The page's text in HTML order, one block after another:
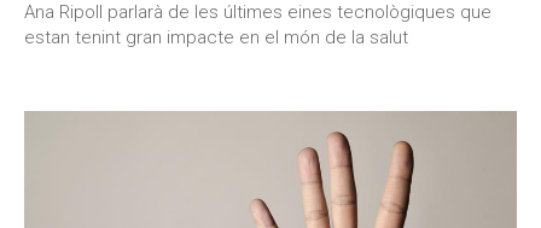
Ana Ripoll parlarà de les últimes eines tecnològiques que
estan tenint gran impacte en el món de la salut